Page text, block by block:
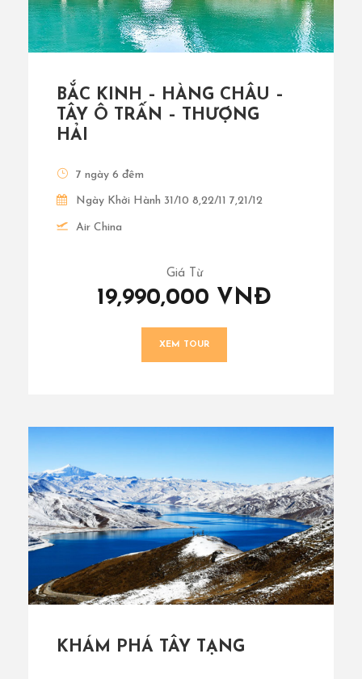
BẮC KINH – HÀNG CHÂU –
TÂY Ô TRẤN – THƯỢNG
HẢI
7 ngày 6 đêm
Ngày Khởi Hành 31/10 8,22/11 7,21/12
Air China
Giá Từ
19,990,000 VNĐ
XEM TOUR
KHÁM PHÁ TÂY TẠNG